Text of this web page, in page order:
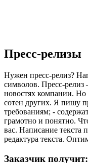
Пресс-релизы
Нужен пресс-релиз?
символов. Пресс-
новостях компании. Но
сотен других. Я пишу
требованиям; -
грамотно и понятно.
вас. Написание текста
редактура текста.
Заказчик получит: